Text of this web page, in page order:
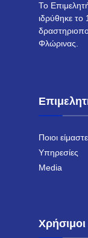
Το
ιδρύθηκε
Φλώρινας.
Ποιοι είμαστε
Υπηρεσίες
Media